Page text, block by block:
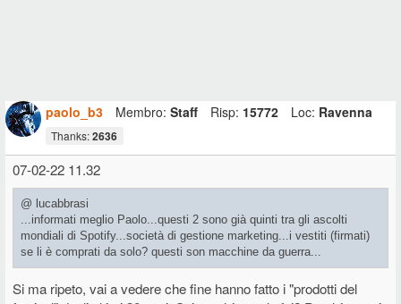
paolo_b3 Membro: Staff Risp: 15772 Loc: Ravenna
Thanks:2636
07-02-22 11.32
@ lucabbrasi
...informati meglio Paolo...questi 2 sono già quinti tra gli ascolti
mondiali di Spotify...società di gestione marketing...i vestiti (firmati)
se li è comprati da solo? questi son macchine da guerra...
Si ma ripeto, vai a vedere che fine hanno fatto i "prodotti del